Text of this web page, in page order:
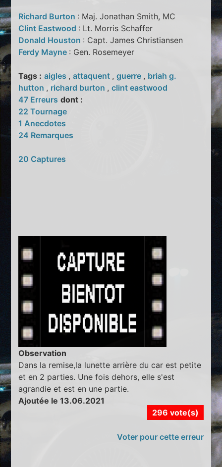
Richard Burton : Maj. Jonathan Smith, MC
Clint Eastwood : Lt. Morris Schaffer
Donald Houston : Capt. James Christiansen
Ferdy Mayne : Gen. Rosemeyer
Tags : aigles ,attaquent ,guerre , briah g.
hutton , richard burton ,clint eastwood
47 Erreurs dont :
22 Tournage
1 Anecdotes
24 Remarques
20 Captures
Observation
Dans la remise,la lunette arrière du car est petite
et en 2 parties. Une fois dehors, elle s'est
agrandie et est en une partie.
Ajoutée le 13.06.2021
296 vote(s)
Voter pour cette erreur